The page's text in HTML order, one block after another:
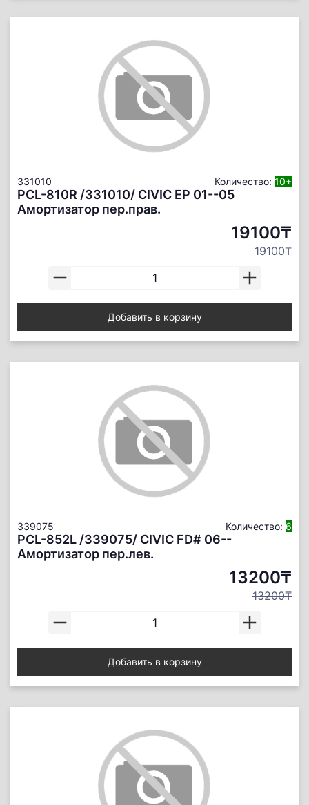
331010 Количество: 10+
PCL-810R /331010/ CIVIC EP 01--05
Амортизатор пер.прав.
19100₸
19100₸
Добавить в корзину
339075 Количество: 6
PCL-852L /339075/ CIVIC FD# 06--
Амортизатор пер.лев.
13200₸
13200₸
Добавить в корзину